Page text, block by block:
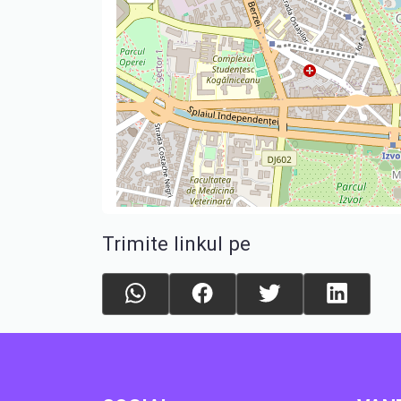
Trimite linkul pe